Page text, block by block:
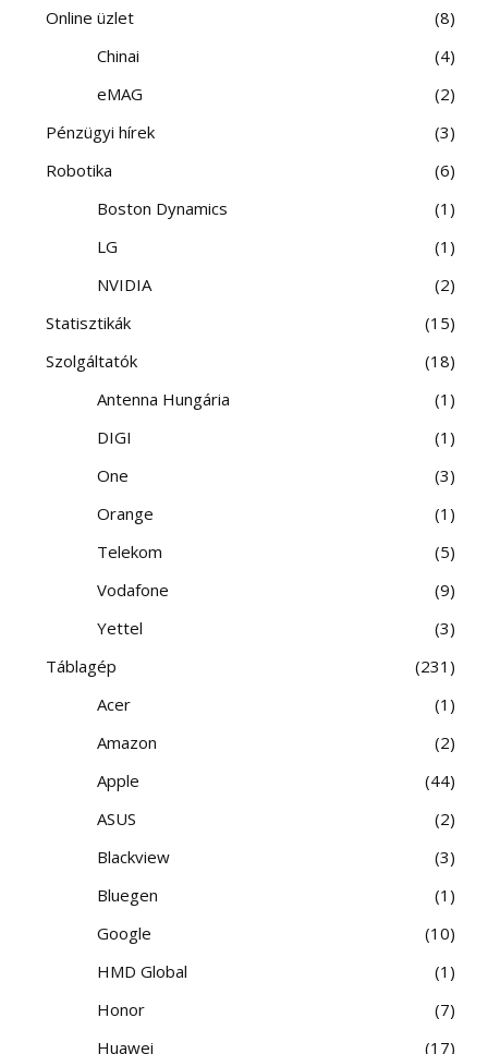
Online üzlet
8
Chinai
4
eMAG
2
Pénzügyi hírek
3
Robotika
6
Boston Dynamics
1
LG
1
NVIDIA
2
Statisztikák
15
Szolgáltatók
18
Antenna Hungária
1
DIGI
1
One
3
Orange
1
Telekom
5
Vodafone
9
Yettel
3
Táblagép
231
Acer
1
Amazon
2
Apple
44
ASUS
2
Blackview
3
Bluegen
1
Google
10
HMD Global
1
Honor
7
Huawei
17